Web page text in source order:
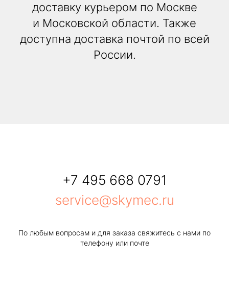
доставку курьером по Москве
и Московской области. Также
доступна доставка почтой по всей
России.
+7 495 668 0791
service@skymec.ru
По любым вопросам и для заказа свяжитесь с нами по
телефону или почте